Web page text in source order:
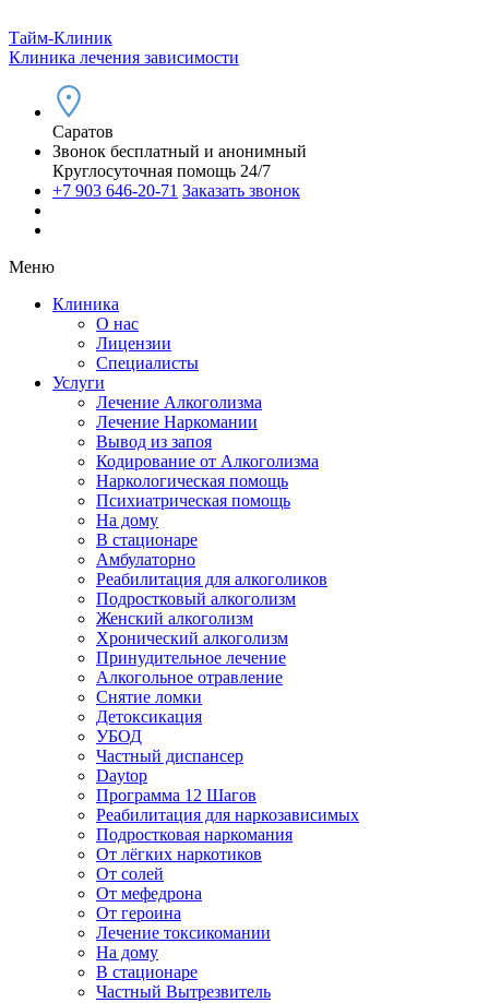
Тайм-Клиник
Клиника лечения зависимости
Саратов
Звонок бесплатный и анонимный
Круглосуточная помощь 24/7
+7 903 646-20-71 Заказать звонок
Меню
Клиника
О нас
Лицензии
Специалисты
Услуги
Лечение Алкоголизма
Лечение Наркомании
Вывод из запоя
Кодирование от Алкоголизма
Наркологическая помощь
Психиатрическая помощь
На дому
В стационаре
Амбулаторно
Реабилитация для алкоголиков
Подростковый алкоголизм
Женский алкоголизм
Хронический алкоголизм
Принудительное лечение
Алкогольное отравление
Снятие ломки
Детоксикация
УБОД
Частный диспансер
Daytop
Программа 12 Шагов
Реабилитация для наркозависимых
Подростковая наркомания
От лёгких наркотиков
От солей
От мефедрона
От героина
Лечение токсикомании
На дому
В стационаре
Частный Вытрезвитель